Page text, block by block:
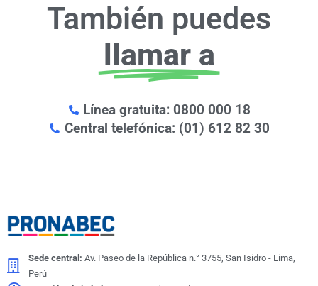
También puedes
llamar a
Línea gratuita: 0800 000 18
Central telefónica: (01) 612 82 30
Sede central: Av. Paseo de la República n.° 3755, San Isidro - Lima,
Perú